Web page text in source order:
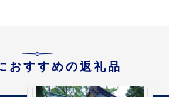
おすすめの返礼品